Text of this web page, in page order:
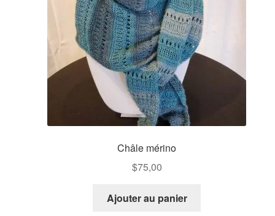
Châle mérino
$75,00
Ajouter au panier